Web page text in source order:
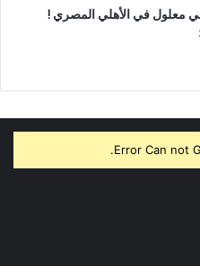
معلول في الأهلي المصري !
Error Can not